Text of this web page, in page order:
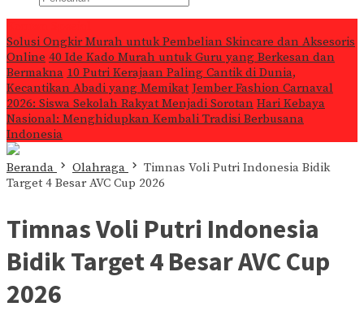
Solusi Ongkir Murah untuk Pembelian Skincare dan Aksesoris
Online 40 Ide Kado Murah untuk Guru yang Berkesan dan
Bermakna 10 Putri Kerajaan Paling Cantik di Dunia,
Kecantikan Abadi yang Memikat Jember Fashion Carnaval
2026: Siswa Sekolah Rakyat Menjadi Sorotan Hari Kebaya
Nasional: Menghidupkan Kembali Tradisi Berbusana
Indonesia
Beranda Olahraga
Timnas Voli Putri Indonesia Bidik
Target 4 Besar AVC Cup 2026
Timnas Voli Putri Indonesia
Bidik Target 4 Besar AVC Cup
2026